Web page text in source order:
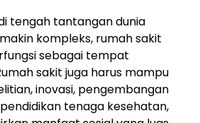
tengah tantangan dunia
kompleks, rumah sakit
sebagai tempat
sakit juga harus mampu
inovasi, pengembangan
tenaga kesehatan,